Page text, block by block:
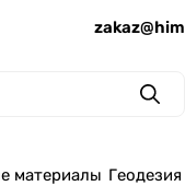
материалы Геодезия